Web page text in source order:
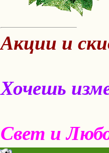
Акции и
Хочешь
Свет и